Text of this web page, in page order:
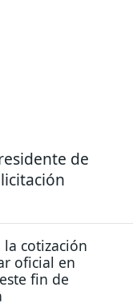
de
la cotización
oficial en
fin de